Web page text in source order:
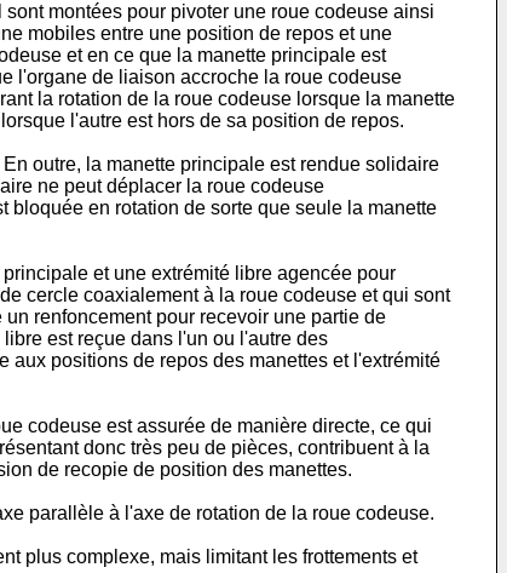
montées pour pivoter une roue codeuse ainsi
mobiles entre une position de repos et une
et en ce que la manette principale est
l'organe de liaison accroche la roue codeuse
la rotation de la roue codeuse lorsque la manette
l'autre est hors de sa position de repos.
outre, la manette principale est rendue solidaire
ne peut déplacer la roue codeuse
en rotation de sorte que seule la manette
et une extrémité libre agencée pour
cercle coaxialement à la roue codeuse et qui sont
renfoncement pour recevoir une partie de
est reçue dans l'un ou l'autre des
aux positions de repos des manettes et l'extrémité
codeuse est assurée de manière directe, ce qui
donc très peu de pièces, contribuent à la
de recopie de position des manettes.
parallèle à l'axe de rotation de la roue codeuse.
plus complexe, mais limitant les frottements et